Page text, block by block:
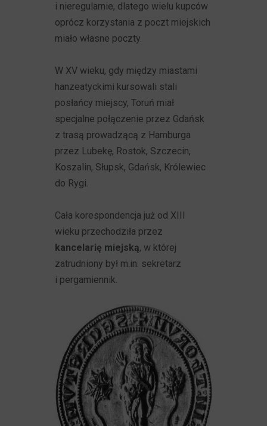
i nieregularnie, dlatego wielu kupców
oprócz korzystania z poczt miejskich
miało własne poczty.
W XV wieku, gdy między miastami
hanzeatyckimi kursowali stali
posłańcy miejscy, Toruń miał
specjalne połączenie przez Gdańsk
z trasą prowadzącą z Hamburga
przez Lubekę, Rostok, Szczecin,
Koszalin, Słupsk, Gdańsk, Królewiec
do Rygi.
Cała korespondencja już od XIII
wieku przechodziła przez
kancelarię miejską, w której
zatrudniony był m.in. sekretarz
i pergamiennik.